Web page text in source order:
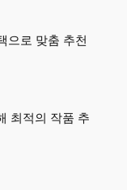
으로 맞춤 추천
최적의 작품 추